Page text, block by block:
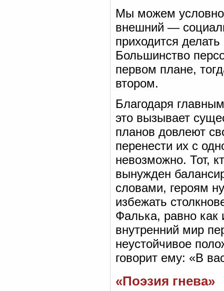
Мы можем условно
внешний —
приходится
Большинство
первом плане,
втором.
Благодаря
это вызывает
планов довлеют
перенести их с
невозможно. Тот,
вынужден
словами, героям
избежать
Фалька, равно
внутренний мир
неустойчивое
говорит ему: «В
«Поэзия гнева»